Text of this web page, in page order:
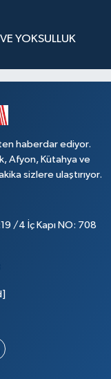
YOKSULLUK
haberdar ediyor.
Afyon, Kütahya ve
sizlere ulaştırıyor.
/4 İç Kapı NO: 708